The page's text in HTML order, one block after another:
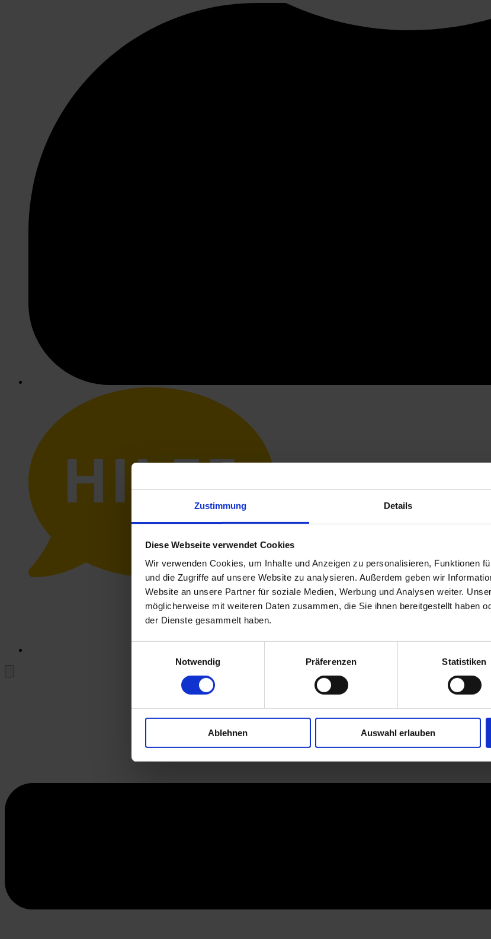
Zustimmung Details
Diese Webseite verwendet Cookies
Wir verwenden Cookies, um Inhalte und Anzeigen zu personalisieren, Funktionen
und die Zugriffe auf unsere Website zu analysieren. Außerdem geben wir
Website an unsere Partner für soziale Medien, Werbung und Analysen weiter.
möglicherweise mit weiteren Daten zusammen, die Sie ihnen bereitgestellt haben
der Dienste gesammelt haben.
Notwendig
Präferenzen Statistiken
Ablehnen Auswahl erlauben
HILFE